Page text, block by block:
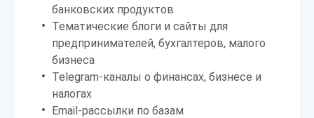
банковских продуктов
Тематические блоги и сайты для
предпринимателей, бухгалтеров, малого
бизнеса
Telegram-каналы о финансах, бизнесе и
налогах
Email-рассылки по базам